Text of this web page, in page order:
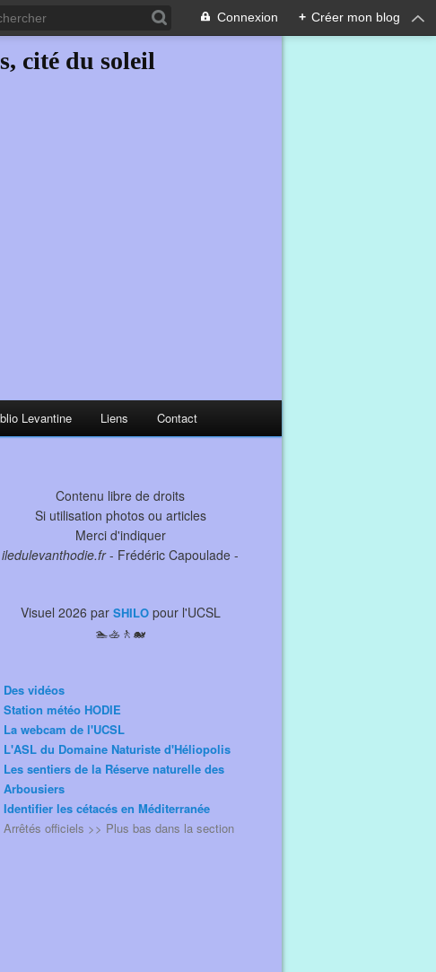
Connexion + Créer mon blog
cité du soleil
Levantine Liens Contact
Contenu libre de droits
Si utilisation photos ou articles
Merci d'indiquer
iledulevanthodie.fr- Frédéric Capoulade -
Visuel 2026 par SHILOpour l'UCSL
🏊🚣🚶🐋
Des vidéos
Station météo HODIE
La webcam de l'UCSL
L'ASL du Domaine Naturiste d'Héliopolis
Les sentiers de la Réserve naturelle des
Arbousiers
Identifier les cétacés en Méditerranée
Arrêtés officiels >> Plus bas dans la section